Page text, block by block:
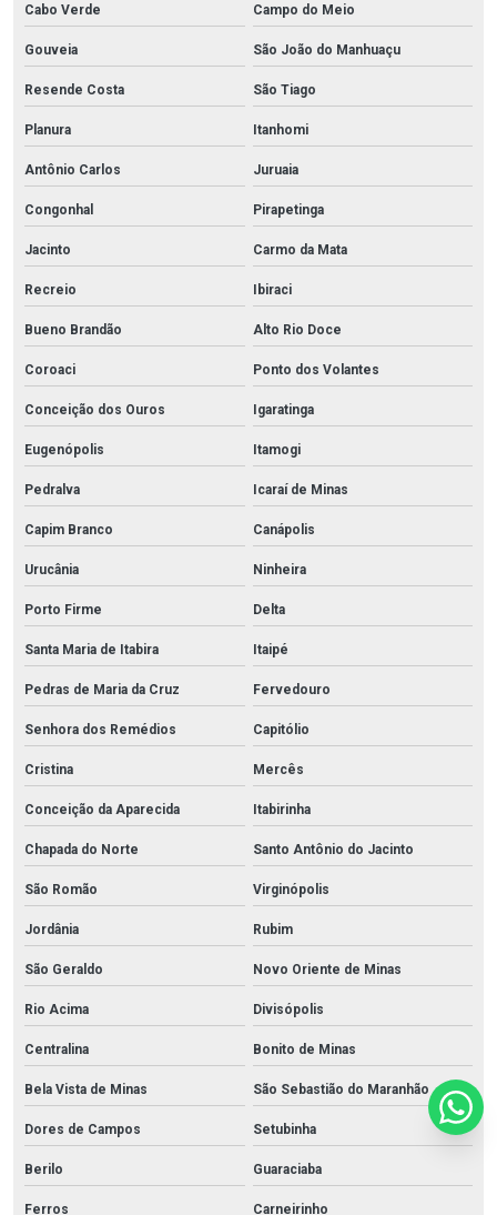
Cabo Verde Campo do Meio
Gouveia São João do Manhuaçu
Resende Costa São Tiago
Planura Itanhomi
Antônio Carlos Juruaia
Congonhal Pirapetinga
Jacinto Carmo da Mata
Recreio Ibiraci
Bueno Brandão Alto Rio Doce
Coroaci Ponto dos Volantes
Conceição dos Ouros Igaratinga
Eugenópolis Itamogi
Pedralva Icaraí de Minas
Capim Branco Canápolis
Urucânia Ninheira
Porto Firme Delta
Santa Maria de Itabira Itaipé
Pedras de Maria da Cruz Fervedouro
Senhora dos Remédios Capitólio
Cristina Mercês
Conceição da Aparecida Itabirinha
Chapada do Norte Santo Antônio do Jacinto
São Romão Virginópolis
Jordânia Rubim
São Geraldo Novo Oriente de Minas
Rio Acima Divisópolis
Centralina Bonito de Minas
Bela Vista de Minas São Sebastião do Maranhão
Dores de Campos Setubinha
Berilo Guaraciaba
Ferros Carneirinho